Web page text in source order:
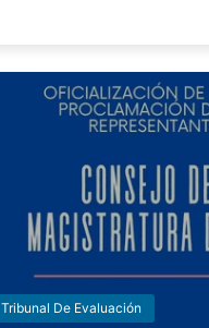
Tribunal De Evaluación